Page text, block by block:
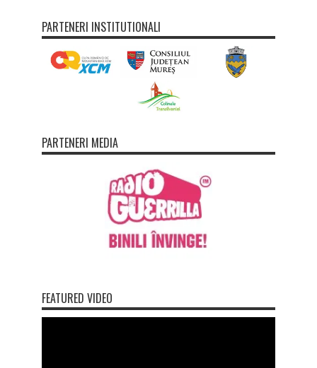
PARTENERI INSTITUTIONALI
PARTENERI MEDIA
FEATURED VIDEO